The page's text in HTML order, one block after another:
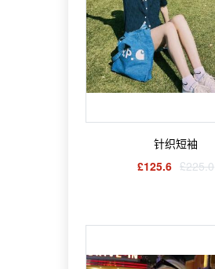
针织短袖
£125.6 £225.0